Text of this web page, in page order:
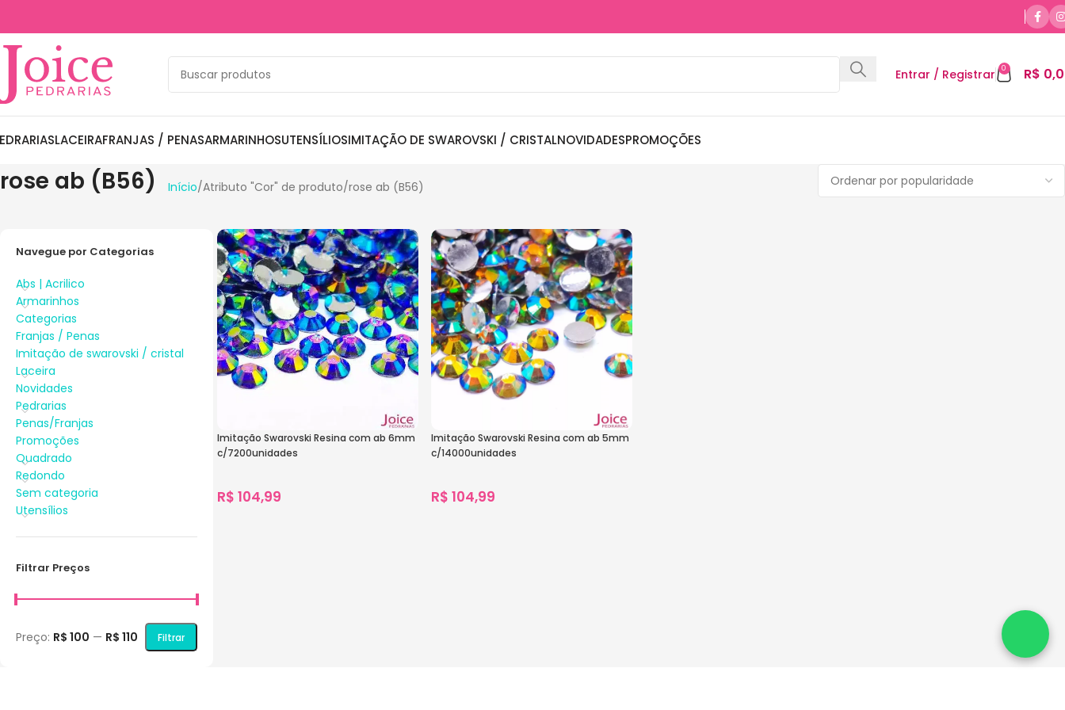
Entrar / Registrar 0 R$
LACEIRAFRANJAS / PENASARMARINHOSUTENSÍLIOSIMITAÇÃO DE SWAROVSKI / CRISTALNOVIDADESPROMOÇÕES
rose ab (B56) Início Atributo "Cor" de produto rose ab (B56)
Navegue por Categorias
Abs | Acrilico
Armarinhos
Categorias
Franjas / Penas
Imitação de swarovski / cristal
Laceira
Novidades
Pedrarias
Penas/Franjas
Promoções
Quadrado
Redondo
Sem categoria
Utensílios
Filtrar Preços
Filtrar
Preço: R$ 100 — R$ 110
Imitação Swarovski Resina com ab 6mm
c/7200unidades
R$ 104,99
Imitação Swarovski Resina com ab 5mm
c/14000unidades
R$ 104,99